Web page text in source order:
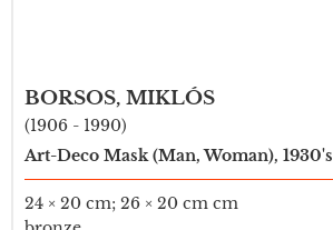
BORSOS, MIKLÓS
(1906 - 1990)
Art-Deco Mask (Man, Woman), 1930's
24 × 20 cm; 26 × 20 cm cm